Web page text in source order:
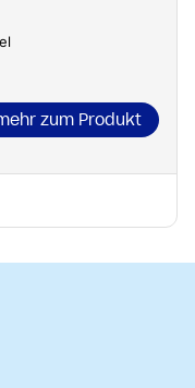
zum Produkt